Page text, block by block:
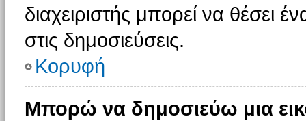
διαχειριστής μπορεί να θέσει
στις δημοσιεύσεις.
Κορυφή
Μπορώ να δημοσιεύω μια